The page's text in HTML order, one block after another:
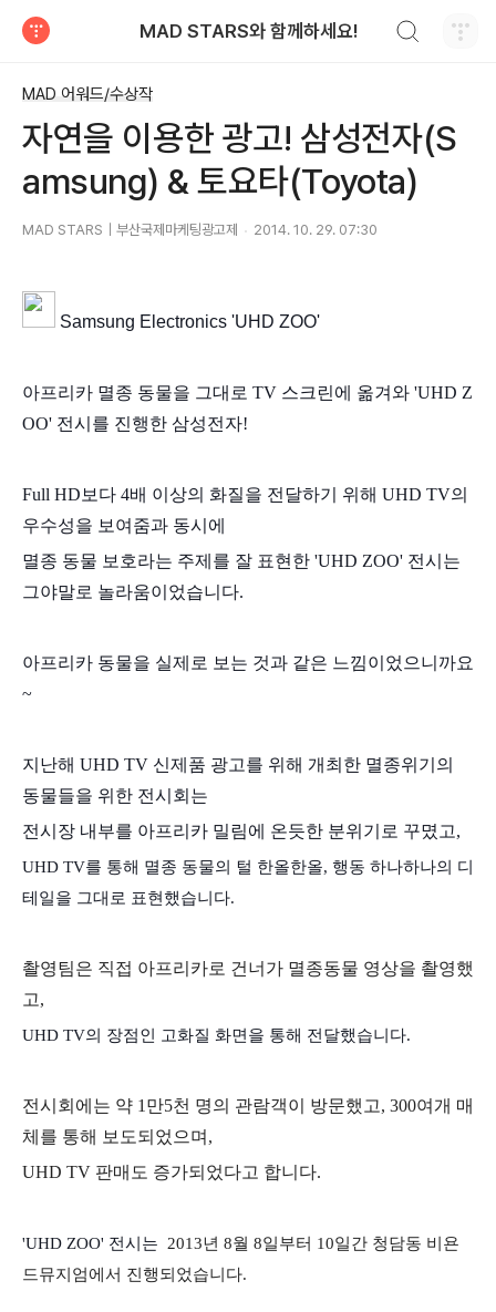
MAD STARS와 함께하세요!
MAD 어워드/수상작
자연을 이용한 광고! 삼성전자(S
amsung) & 토요타(Toyota)
MAD STARS｜부산국제마케팅광고제 2014. 10. 29. 07:30
Samsung Electronics 'UHD ZOO'
아프리카 멸종 동물을 그대로 TV 스크린에 옮겨와 'UHD Z
OO' 전시를 진행한 삼성전자!
Full HD보다 4배 이상의 화질을 전달하기 위해 UHD TV의
우수성을 보여줌과 동시에
멸종 동물 보호라는 주제를 잘 표현한 'UHD ZOO' 전시는
그야말로 놀라움이었습니다.
아프리카 동물을 실제로 보는 것과 같은 느낌이었으니까요
~
지난해 UHD TV 신제품 광고를 위해 개최한 멸종위기의
동물들을 위한 전시회는
전시장 내부를 아프리카 밀림에 온듯한 분위기로 꾸몄고,
UHD TV를 통해 멸종 동물의 털 한올한올, 행동 하나하나의 디
테일을 그대로 표현했습니다.
촬영팀은 직접 아프리카로 건너가 멸종동물 영상을 촬영했
고,
UHD TV의 장점인 고화질 화면을 통해 전달했습니다.
전시회에는 약 1만5천 명의 관람객이 방문했고, 300여개 매
체를 통해 보도되었으며,
UHD TV 판매도 증가되었다고 합니다.
'UHD ZOO' 전시는
2013년 8월 8일부터 10일간 청담동 비욘
드뮤지엄에서 진행되었습니다.